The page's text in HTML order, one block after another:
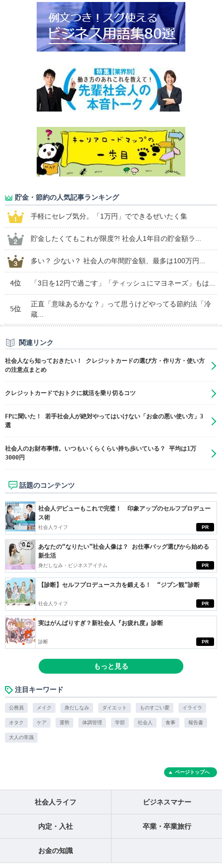
貯金・節約の人気記事ランキング
手軽にセレブ気分。「1万円」でできるぜいたく集
貯金したくてもこれが限度?! 社会人1年目の貯金額ラ...
多い？ 少ない？ 社会人の年間貯金額、最多は100万円...
4位 「3日を12円で過ごす」「ティッシュにマヨネーズ」もは...
5位
正直「意味あるかな？」って思うけどやってる節約法「冷
蔵...
関連リンク
社会人なら知っておきたい！ クレジットカードの選び方・作り方・使い方
の注意点まとめ
クレジットカードでおトクに就活を乗り切るコツ
FPに聞いた！ 若手社会人が絶対やってはいけない「お金の悪い使い方」3
選
社会人のお財布事情。いつもいくらくらい持ち歩いている？ 平均は1万
3000円
話題のコンテンツ
PR
社会人デビューもこれで完璧！ 印象アップのセルフプロデュー
ス術
社会人ライフ
PR
あなたの“なりたい”社会人像は？ お仕事バッグ選びから始める
新生活
身だしなみ・ビジネスアイテム
PR
【診断】セルフプロデュース力を鍛える！ “ジブン観”診断
社会人ライフ
PR
実はがんばりすぎ？新社会人『お疲れ度』診断
診断
もっと見る
注目キーワード
公務員 メイク 身だしなみ ダイエット ものすごい愛 イライラ
オタク ケア 運勢 体調管理 学部 社会人 食事 報告書
大人の常識
ページトップへ
社会人ライフ ビジネスマナー
内定・入社 卒業・卒業旅行
お金の知識